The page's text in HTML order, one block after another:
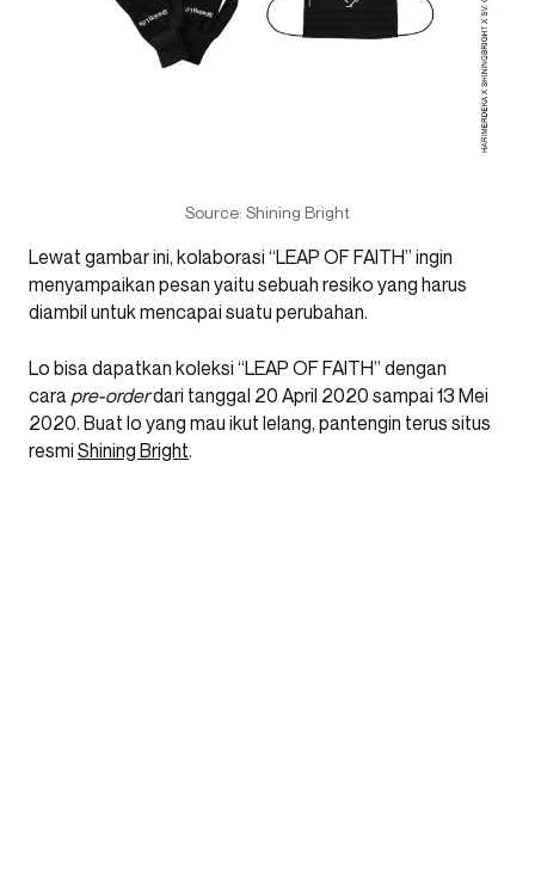
Source: Shining Bright
Lewat gambar ini, kolaborasi “LEAP OF FAITH” ingin
menyampaikan pesan yaitu sebuah resiko yang harus
diambil untuk mencapai suatu perubahan.
Lo bisa dapatkan koleksi “LEAP OF FAITH” dengan
cara pre-orderdari tanggal 20 April 2020 sampai 13 Mei
2020. Buat lo yang mau ikut lelang, pantengin terus situs
resmi Shining Bright.